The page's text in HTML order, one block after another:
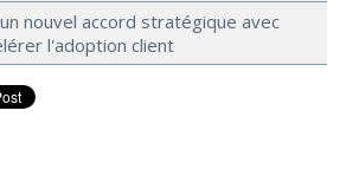
nouvel accord stratégique avec
l'adoption client